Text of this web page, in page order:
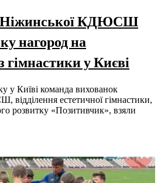
Ніжинської КДЮСШ
нагород на
гімнастики у Києві
у Київі команда вихованок
естетичної гімнастики,
розвитку «Позитивчик», взяли